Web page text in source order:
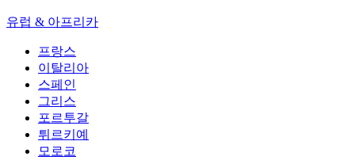
유럽 & 아프리카
프랑스
이탈리아
스페인
그리스
포르투갈
튀르키예
모로코